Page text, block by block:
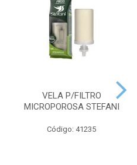
VELA P/FILTRO
MICROPOROSA STEFANI
Código: 41235